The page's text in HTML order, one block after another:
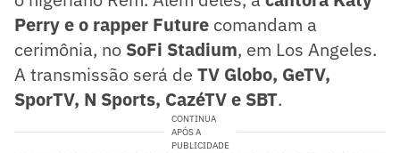
Perry e o rapper Future comandam a
cerimônia, no SoFi Stadium, em Los Angeles.
A transmissão será de TV Globo, GeTV,
SporTV, N Sports, CazéTV e SBT.
CONTINUA
APÓS A
PUBLICIDADE